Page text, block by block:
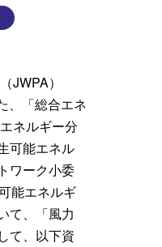
JWPA）
、「総合エネ
ネルギー分
可能エネル
ワーク小委
能エネルギ
て、「風力
て、以下資